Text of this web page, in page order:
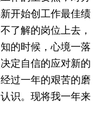
开始创工作最佳绩
了解的岗位上去，
的时候，心境一落
定自信的应对新的
过一年的艰苦的磨
识。现将我一年来